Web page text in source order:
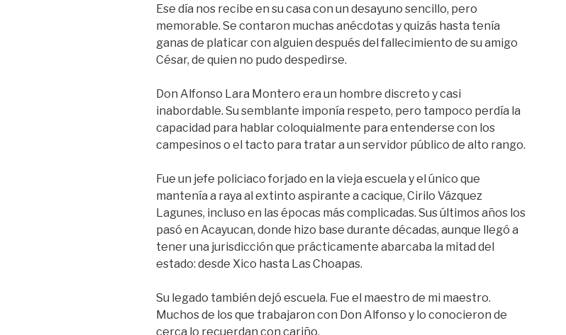
Ese día nos recibe en su casa con un desayuno sencillo, pero
memorable. Se contaron muchas anécdotas y quizás hasta tenía
ganas de platicar con alguien después del fallecimiento de su amigo
César, de quien no pudo despedirse.
Don Alfonso Lara Montero era un hombre discreto y casi
inabordable. Su semblante imponía respeto, pero tampoco perdía la
capacidad para hablar coloquialmente para entenderse con los
campesinos o el tacto para tratar a un servidor público de alto rango.
Fue un jefe policiaco forjado en la vieja escuela y el único que
mantenía a raya al extinto aspirante a cacique, Cirilo Vázquez
Lagunes, incluso en las épocas más complicadas. Sus últimos años los
pasó en Acayucan, donde hizo base durante décadas, aunque llegó a
tener una jurisdicción que prácticamente abarcaba la mitad del
estado: desde Xico hasta Las Choapas.
Su legado también dejó escuela. Fue el maestro de mi maestro.
Muchos de los que trabajaron con Don Alfonso y lo conocieron de
cerca lo recuerdan con cariño.